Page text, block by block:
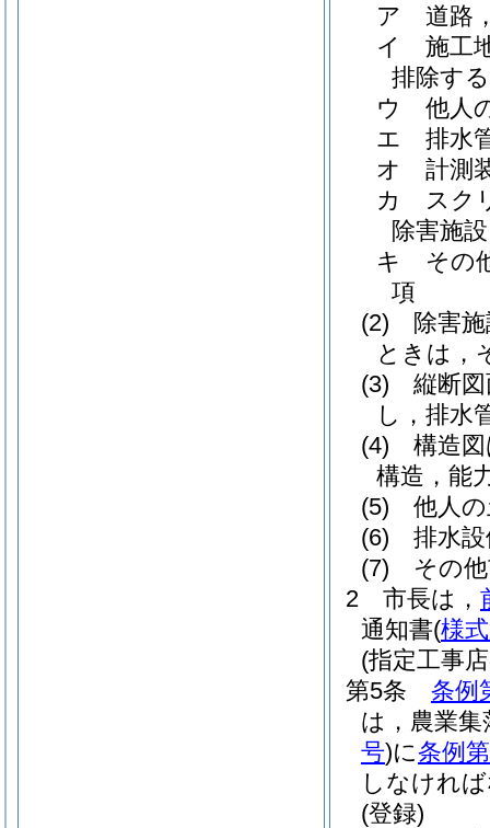
ア
道路
イ
施工
排除す
ウ
他人
エ
排水
オ
計測
カ
スク
除害施
キ
その
項
(2)
除害
ときは，
(3)
縦断
し，排水
(4)
構造
構造，能
(5)
他人
(6)
排水
(7)
その
2
市長は，
通知書(様
(指定工事
第5条
条例
は，農業集
号)に条例
しなけれ
(登録)